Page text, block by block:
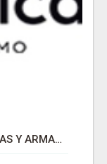
ARTÍSTICA INTERIORISMO | COCINAS Y ARMARIOS A MEDIDA